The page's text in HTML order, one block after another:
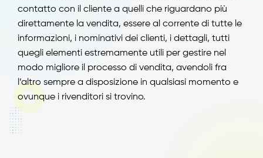
contatto con il cliente a quelli che riguardano più
direttamente la vendita, essere al corrente di tutte le
informazioni, i nominativi dei clienti, i dettagli, tutti
quegli elementi estremamente utili per gestire nel
modo migliore il processo di vendita, avendoli fra
l’altro sempre a disposizione in qualsiasi momento e
ovunque i rivenditori si trovino.